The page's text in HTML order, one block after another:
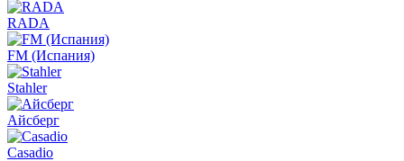
RADA
FM (Испания)
Stahler
Айсберг
Casadio